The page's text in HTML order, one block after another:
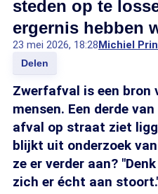
steden op te
ergernis hebben
23 mei 2026, 18:28Michiel
Delen
Zwerfafval is een bron
mensen. Een derde
afval op straat ziet
blijkt uit onderzoek
ze er verder aan?
zich er écht aan